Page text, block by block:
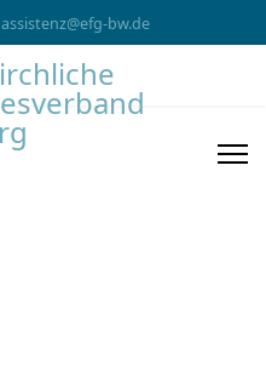
assistenz@efg-bw.de